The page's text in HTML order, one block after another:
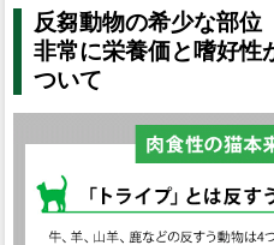
反芻動物の希少な部位
非常に栄養価と嗜好性
ついて